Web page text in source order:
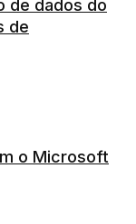
de dados do
de
o Microsoft